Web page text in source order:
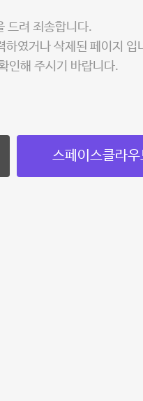
드려 죄송합니다.
였거나 삭제된 페이지 입
인해 주시기 바랍니다.
스페이스클라우